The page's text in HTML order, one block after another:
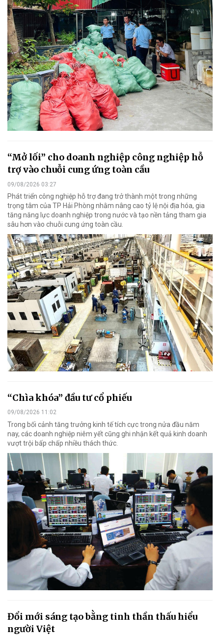
“Mở lối” cho doanh nghiệp công nghiệp hỗ
trợ vào chuỗi cung ứng toàn cầu
09/08/2026 03:27
Phát triển công nghiệp hỗ trợ đang trở thành một trong những
trọng tâm của TP Hải Phòng nhằm nâng cao tỷ lệ nội địa hóa, gia
tăng năng lực doanh nghiệp trong nước và tạo nền tảng tham gia
sâu hơn vào chuỗi cung ứng toàn cầu.
“Chìa khóa” đầu tư cổ phiếu
09/08/2026 11:02
Trong bối cảnh tăng trưởng kinh tế tích cực trong nửa đầu năm
nay, các doanh nghiệp niêm yết cũng ghi nhận kết quả kinh doanh
vượt trội bấp chấp nhiều thách thức.
Đổi mới sáng tạo bằng tinh thần thấu hiểu
người Việt